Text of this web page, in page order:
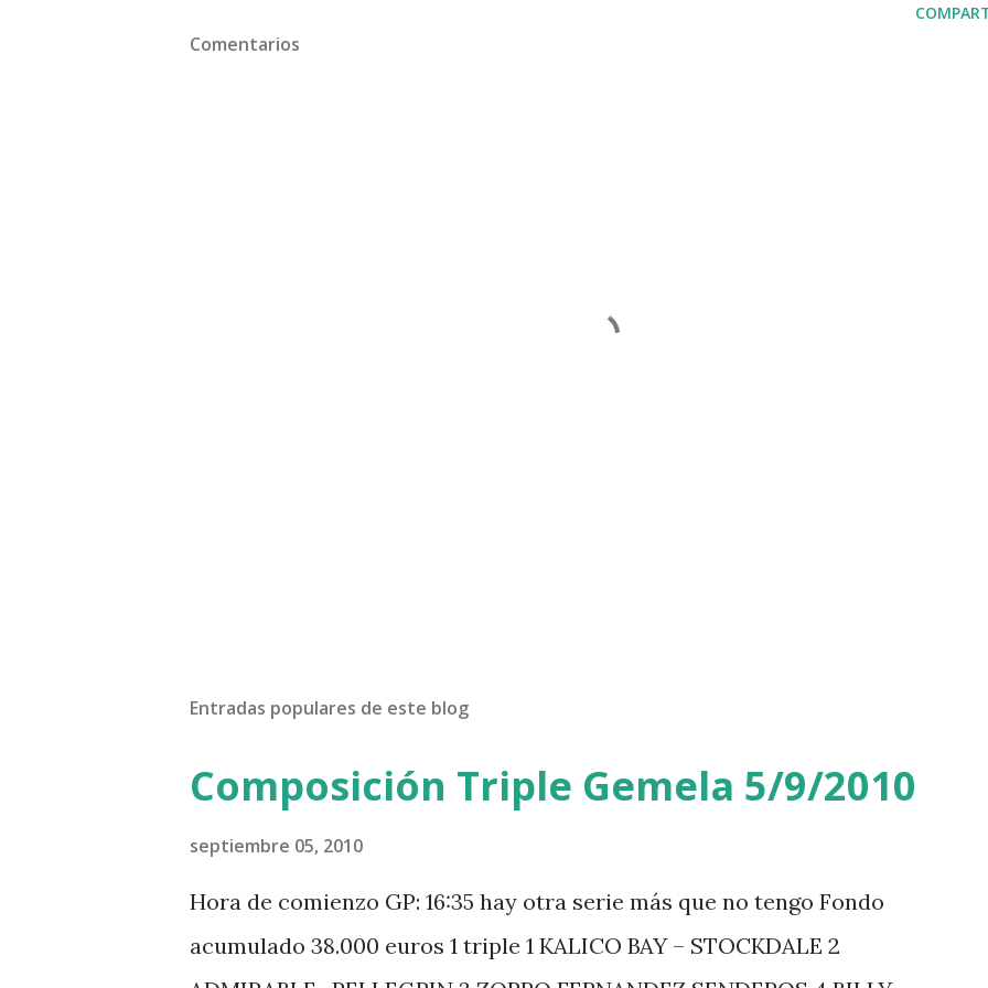
Comentarios
Entradas populares de este blog
Composición Triple Gemela 5/9/2010
septiembre 05, 2010
Hora de comienzo GP: 16:35 hay otra serie más que no tengo Fondo
acumulado 38.000 euros 1 triple 1 KALICO BAY – STOCKDALE 2